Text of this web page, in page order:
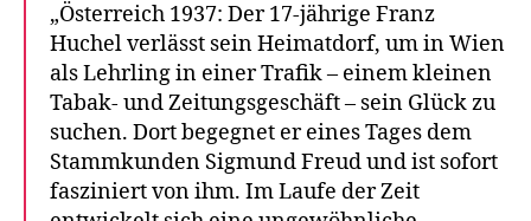
„Österreich 1937: Der 17-jährige Franz
Huchel verlässt sein Heimatdorf, um in Wien
als Lehrling in einer Trafik – einem kleinen
Tabak- und Zeitungsgeschäft – sein Glück zu
suchen. Dort begegnet er eines Tages dem
Stammkunden Sigmund Freud und ist sofort
fasziniert von ihm. Im Laufe der Zeit